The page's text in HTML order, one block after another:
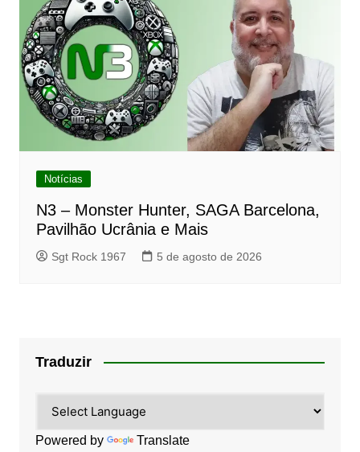
Notícias
N3 – Monster Hunter, SAGA Barcelona,
Pavilhão Ucrânia e Mais
Sgt Rock 1967 5 de agosto de 2026
Traduzir
Powered by Translate